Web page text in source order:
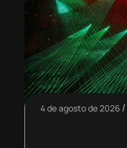
4 de agosto de 2026